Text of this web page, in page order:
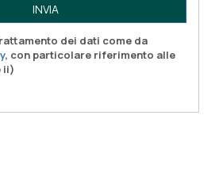
INVIA
dei dati come da
, con particolare riferimento alle
ii)